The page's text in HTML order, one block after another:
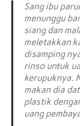
Sang ibu
menunggu
siang dan
meletakkan
disamping
rinso untuk
kerupuknya.
makan dia
plastik
uang